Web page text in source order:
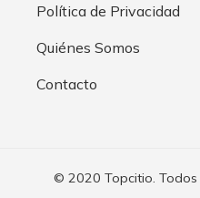
Política de Privacidad
Quiénes Somos
Contacto
© 2020 Topcitio. Todos